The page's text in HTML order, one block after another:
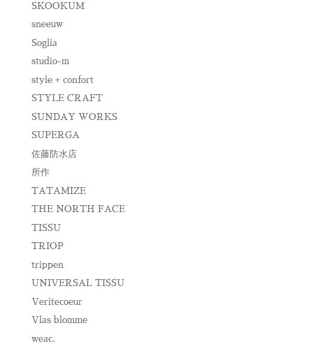
SKOOKUM
sneeuw
Soglia
studio-m
style + confort
STYLE CRAFT
SUNDAY WORKS
SUPERGA
佐藤防水店
所作
TATAMIZE
THE NORTH FACE
TISSU
TRIOP
trippen
UNIVERSAL TISSU
Veritecoeur
Vlas blomme
weac.